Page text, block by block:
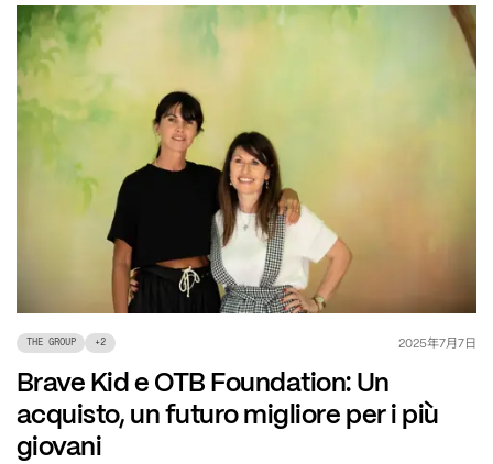
THE GROUP +2 2025年7月7日
Brave Kid e OTB Foundation: Un
acquisto, un futuro migliore per i più
giovani